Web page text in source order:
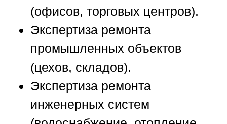
(офисов, торговых центров).
Экспертиза ремонта
промышленных объектов
(цехов, складов).
Экспертиза ремонта
инженерных систем